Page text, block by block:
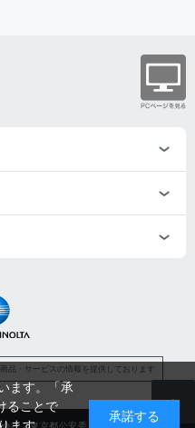
品・サービスの情報を提供しております
社／東京都公安委員会
ます。「承
ることで
承諾する